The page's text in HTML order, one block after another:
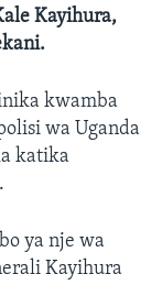
Kayihura,
kwamba
wa Uganda
katika
ya nje wa
Kayihura